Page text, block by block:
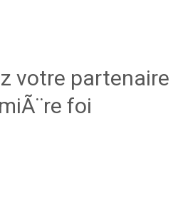
votre partenaire
foi